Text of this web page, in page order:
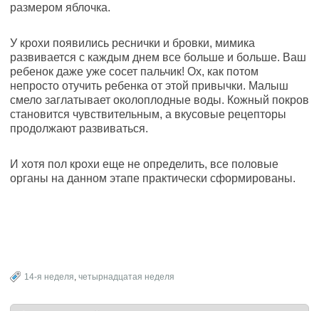
размером яблочка.
У крохи появились реснички и бровки, мимика
развивается с каждым днем все больше и больше. Ваш
ребенок даже уже сосет пальчик! Ох, как потом
непросто отучить ребенка от этой привычки. Малыш
смело заглатывает околоплодные воды. Кожный покров
становится чувствительным, а вкусовые рецепторы
продолжают развиваться.
И хотя пол крохи еще не определить, все половые
органы на данном этапе практически сформированы.
14-я неделя, четырнадцатая неделя